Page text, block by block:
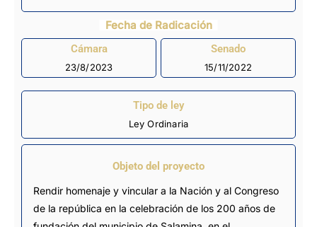
Fecha de Radicación
Cámara
23/8/2023
Senado
15/11/2022
Tipo de ley
Ley Ordinaria
Objeto del proyecto
Rendir homenaje y vincular a la Nación y al Congreso
de la república en la celebración de los 200 años de